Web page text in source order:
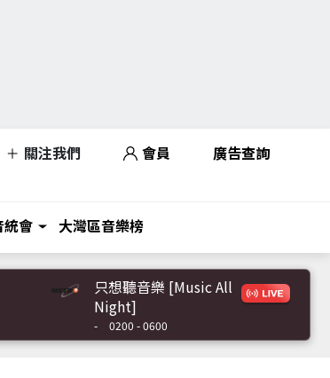
關注我們 會員 廣告查詢
統會 大灣區音樂榜
只想聽音樂 [Music All
Night]
- 0200 - 0600